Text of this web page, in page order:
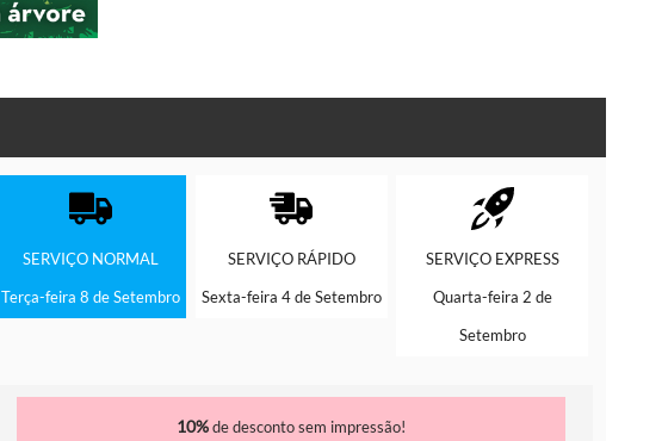
SERVIÇO NORMAL
Terça-feira 8 de Setembro
SERVIÇO RÁPIDO
Sexta-feira 4 de Setembro
SERVIÇO EXPRESS
Quarta-feira 2 de
Setembro
10%de desconto sem impressão!